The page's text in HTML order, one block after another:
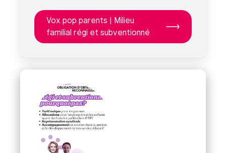
Vox pop parents | Milieu
familial régi et subventionné